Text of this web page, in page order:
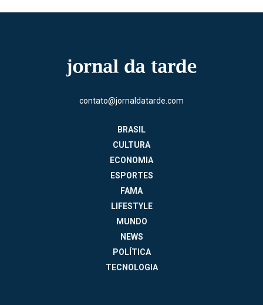
contato@jornaldatarde.com
BRASIL
CULTURA
ECONOMIA
ESPORTES
FAMA
LIFESTYLE
MUNDO
NEWS
POLÍTICA
TECNOLOGIA